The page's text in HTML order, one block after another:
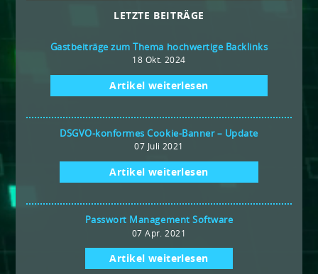
LETZTE BEITRÄGE
Gastbeiträge zum Thema hochwertige Backlinks
18 Okt. 2024
Artikel weiterlesen
DSGVO-konformes Cookie-Banner – Update
07 Juli 2021
Artikel weiterlesen
Passwort Management Software
07 Apr. 2021
Artikel weiterlesen